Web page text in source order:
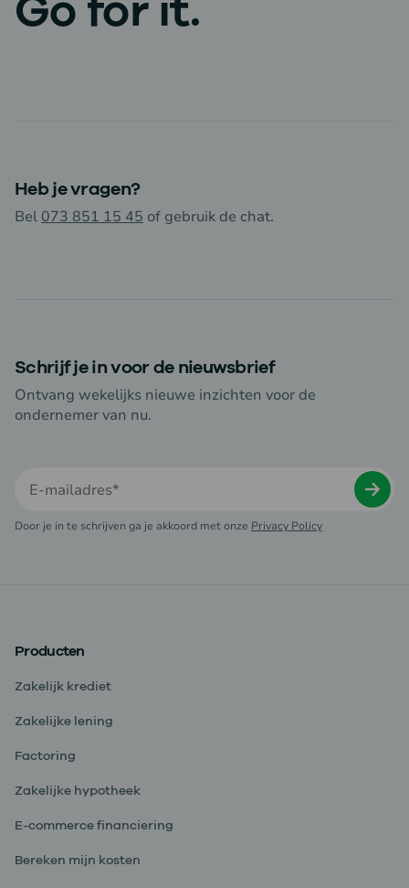
Heb je vragen?
Bel 073 851 15 45 of gebruik de chat.
Schrijf je in voor de nieuwsbrief
Ontvang wekelijks nieuwe inzichten voor de
ondernemer van nu.
Door je in te schrijven ga je akkoord met onze Privacy Policy
Producten
Zakelijk krediet
Zakelijke lening
Factoring
Zakelijke hypotheek
E-commerce financiering
Bereken mijn kosten